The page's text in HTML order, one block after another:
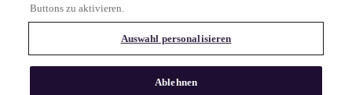
© 2025 Match Group.
Alle Rechte vorbehalten. MATCH GROUP, das MG-Logo und der MG-
Faden mit blauem Farbverlauf sind Marken der Match Group
Buttons zu aktivieren.
Auswahl personalisieren
Ablehnen